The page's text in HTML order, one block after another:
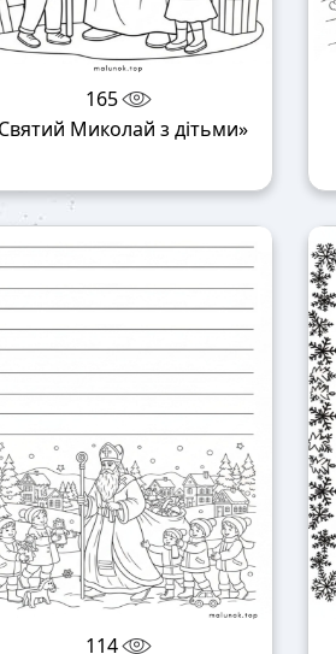
165
Миколай з дітьми»
114